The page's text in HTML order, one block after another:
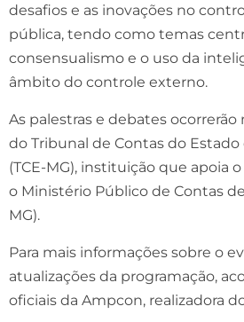
desafios e as inovações no
pública, tendo como temas
consensualismo e o uso da
âmbito do controle externo.
As palestras e debates
do Tribunal de Contas do Estado
(TCE-MG), instituição que apoia
o Ministério Público de Contas
MG).
Para mais informações sobre o
atualizações da programação,
oficiais da Ampcon, realizadora